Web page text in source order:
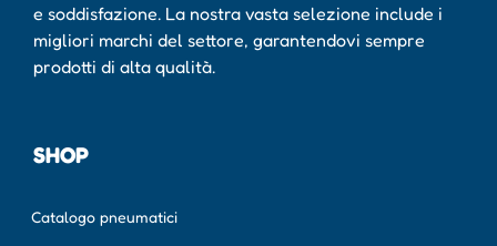
e soddisfazione. La nostra vasta selezione include i
migliori marchi del settore, garantendovi sempre
prodotti di alta qualità.
SHOP
Catalogo pneumatici